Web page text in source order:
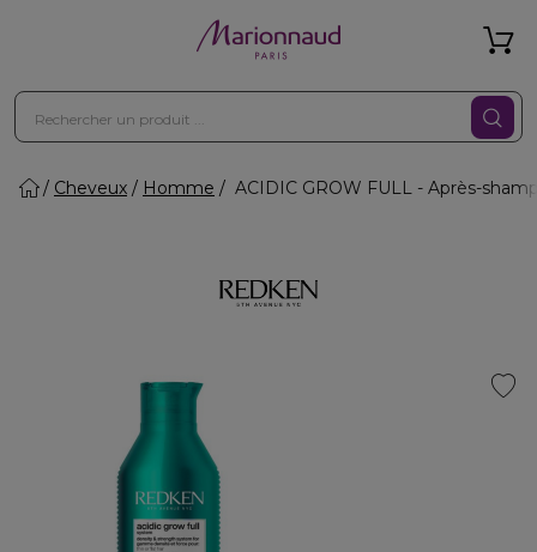
Cheveux Homme ACIDIC GROW FULL - Après-